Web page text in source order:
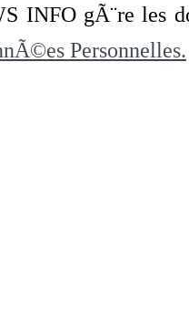
INFO gÃ¨re les
Personnelles.